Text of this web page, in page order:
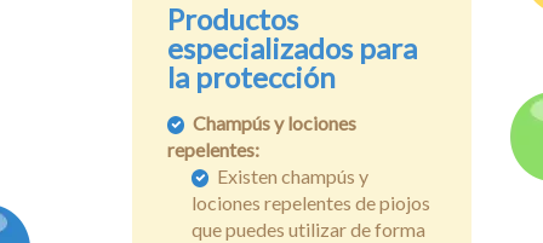
Productos
especializados para
la protección
Champús y lociones
repelentes:
Existen champús y
lociones repelentes de piojos
que puedes utilizar de forma